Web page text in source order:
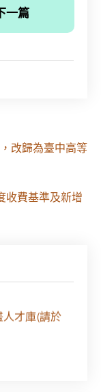
一篇
改歸為臺中高等
收費基準及新增
權及原住民
人才庫(請於